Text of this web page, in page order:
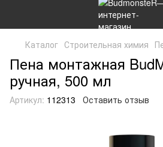
Каталог Строительная химия
Пена монтажная
ручная, 500 мл
Артикул: 112313 Оставить отзыв